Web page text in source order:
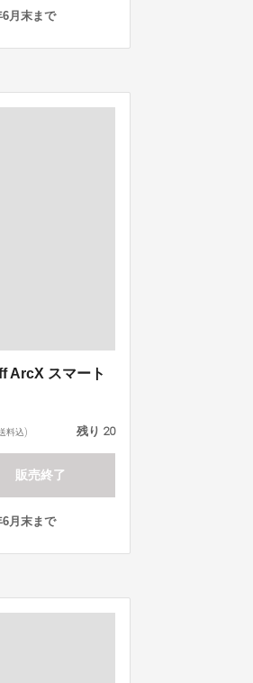
月末まで
ArcX スマート
料込) 残り 20
販売終了
月末まで